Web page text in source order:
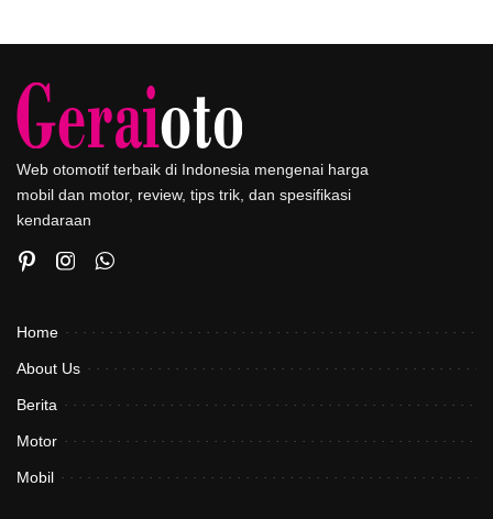
Web otomotif terbaik di Indonesia mengenai harga
mobil dan motor, review, tips trik, dan spesifikasi
kendaraan
Home
About Us
Berita
Motor
Mobil